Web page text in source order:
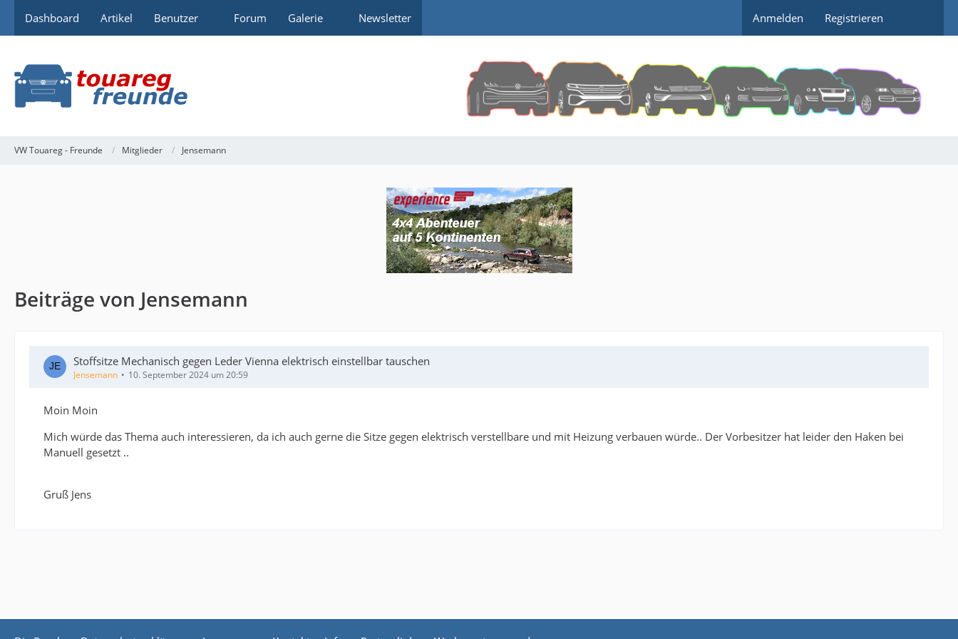
Dashboard Artikel Benutzer Forum Galerie Newsletter Anmelden Registrieren
VW Touareg - Freunde Mitglieder Jensemann
Beiträge von Jensemann
Stoffsitze Mechanisch gegen Leder Vienna elektrisch einstellbar tauschen
Jensemann 10. September 2024 um 20:59
Moin Moin
Mich würde das Thema auch interessieren, da ich auch gerne die Sitze gegen elektrisch verstellbare und mit Heizung verbauen würde.. Der Vorbesitzer hat leider den Haken bei
Manuell gesetzt ..
Gruß Jens